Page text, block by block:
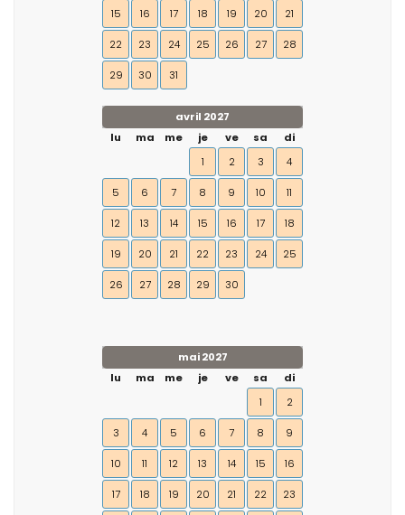
15 16 17 18 19 20 21
22 23 24 25 26 27 28
29 30 31
avril 2027
lu
ma me je ve sa
di
1
2 3 4
5 6 7 8 9 10 11
12 13 14 15 16 17 18
19 20 21 22 23 24 25
26 27 28 29 30
mai 2027
lu
ma me je ve sa
di
1
2
3 4 5 6 7 8 9
10 11 12 13 14 15 16
17 18 19 20 21 22 23